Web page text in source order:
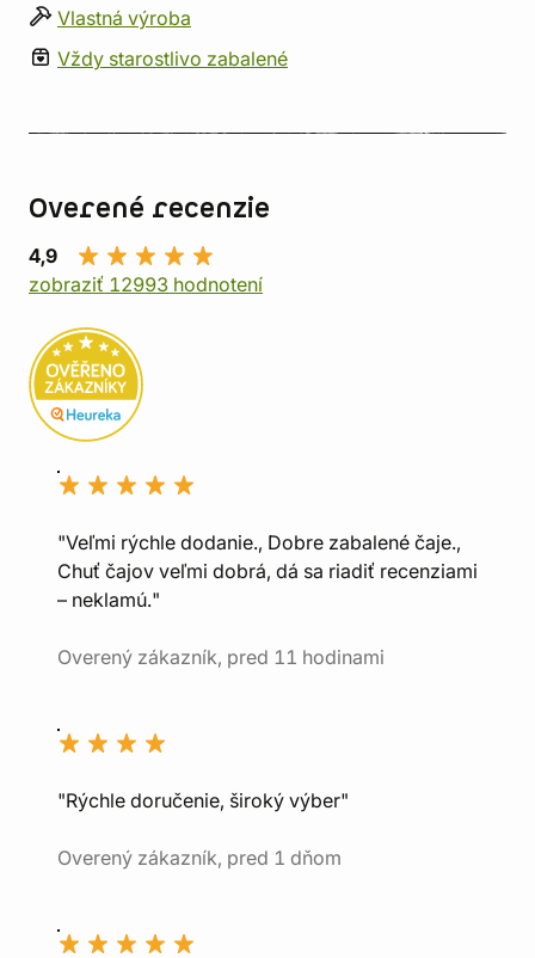
Vlastná výroba
Vždy starostlivo zabalené
Overené recenzie
4,9
zobraziť 12993 hodnotení
"Veľmi rýchle dodanie., Dobre zabalené čaje.,
Chuť čajov veľmi dobrá, dá sa riadiť recenziami
– neklamú."
Overený zákazník, pred 11 hodinami
"Rýchle doručenie, široký výber"
Overený zákazník, pred 1 dňom